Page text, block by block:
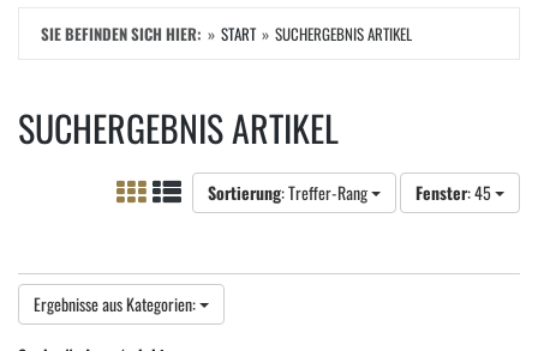
SIE BEFINDEN SICH HIER: START SUCHERGEBNIS ARTIKEL
SUCHERGEBNIS ARTIKEL
Sortierung: Treffer-Rang Fenster: 45
Ergebnisse aus Kategorien: